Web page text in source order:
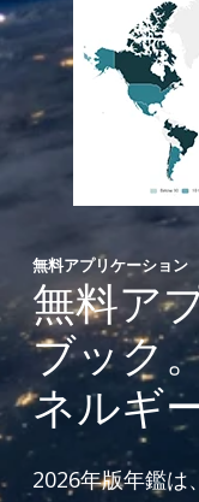
無料アプリケーション
無料ア
ブック
ネルギ
2026年版年鑑は